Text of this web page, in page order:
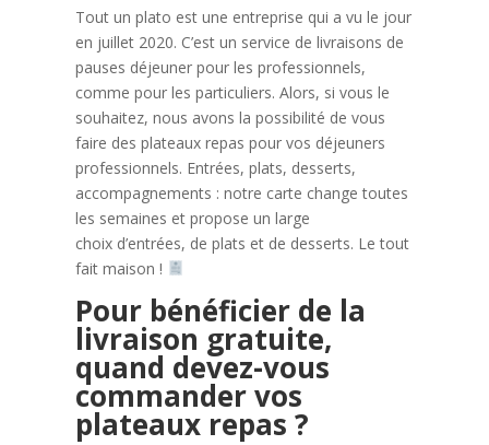
Tout un plato est une entreprise qui a vu le jour
en juillet 2020. C’est un service de livraisons de
pauses déjeuner pour les professionnels,
comme pour les particuliers. Alors, si vous le
souhaitez, nous avons la possibilité de vous
faire des plateaux repas pour vos déjeuners
professionnels. Entrées, plats, desserts,
accompagnements : notre carte change toutes
les semaines et propose un large
choix d’entrées, de plats et de desserts. Le tout
fait maison !
Pour bénéficier de la
livraison gratuite,
quand devez-vous
commander vos
plateaux repas ?